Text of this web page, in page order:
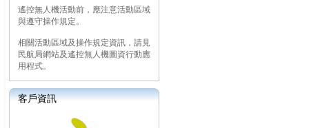
遙控無人機活動前，應注意活動區域
與遵守操作規定。
相關活動區域及操作規定資訊，請見
民航局網站及遙控無人機圖資行動應
用程式。
客戶資訊